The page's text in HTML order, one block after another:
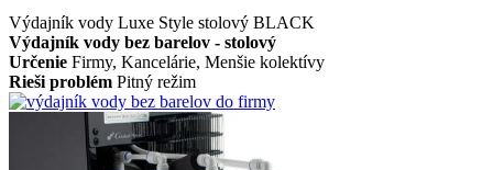
Výdajník vody Luxe Style stolový BLACK
Výdajník vody bez barelov - stolový
Určenie Firmy, Kancelárie, Menšie kolektívy
Rieši problém Pitný režim